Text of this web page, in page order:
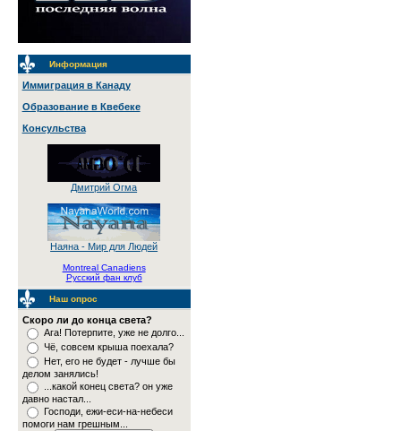
Информация
Иммиграция в Канаду
Образование в Квебеке
Консульства
Дмитрий Огма
Наяна - Мир для Людей
Montreal Canadiens
Русский фан клуб
Наш опрос
Скоро ли до конца света?
Ага! Потерпите, уже не долго...
Чё, совсем крыша поехала?
Нет, его не будет - лучше бы
делом занялись!
...какой конец света? он уже
давно настал...
Господи, ежи-еси-на-небеси
помоги нам грешным...